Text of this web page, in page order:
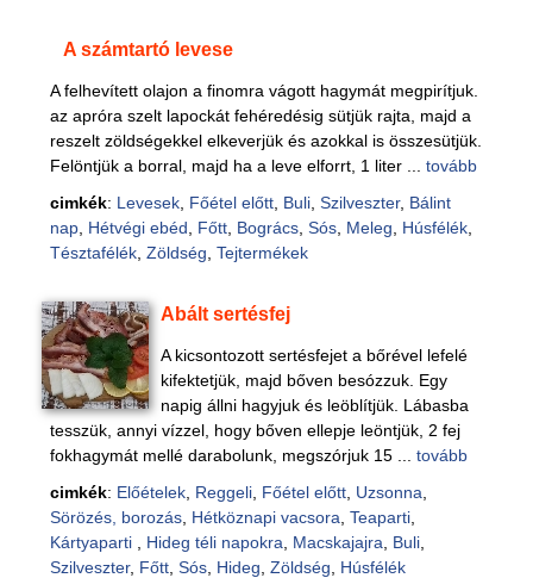
A számtartó levese
A felhevített olajon a finomra vágott hagymát megpirítjuk.
az apróra szelt lapockát fehéredésig sütjük rajta, majd a
reszelt zöldségekkel elkeverjük és azokkal is összesütjük.
Felöntjük a borral, majd ha a leve elforrt, 1 liter ... tovább
cimkék: Levesek, Főétel előtt, Buli, Szilveszter, Bálint
nap, Hétvégi ebéd Főtt, Bogrács, Sós, Meleg Húsfélék,
Tésztafélék, Zöldség Tejtermékek
Abált sertésfej
A kicsontozott sertésfejet a bőrével lefelé
kifektetjük, majd bőven besózzuk. Egy
napig állni hagyjuk és leöblítjük. Lábasba
tesszük, annyi vízzel, hogy bőven ellepje leöntjük, 2 fej
fokhagymát mellé darabolunk, megszórjuk 15 ... tovább
cimkék: Előételek, Reggeli, Főétel előtt, Uzsonna
Sörözés, borozás, Hétköznapi vacsora Teaparti,
Kártyaparti
Hideg téli napokra Macskajajra Buli,
Szilveszter, Főtt, Sós, Hideg Zöldség Húsfélék